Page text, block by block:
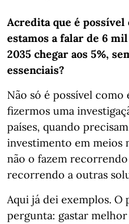
Acredita que é possível
estamos a falar de 6
2035 chegar aos 5%,
essenciais?
Não só é possível como
fizermos uma
países, quando
investimento em meios
não o fazem
recorrendo a outras
Aqui já dei exemplos.
pergunta: gastar melhor